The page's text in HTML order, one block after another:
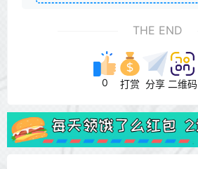
THE END
0 打赏 分享 二维码